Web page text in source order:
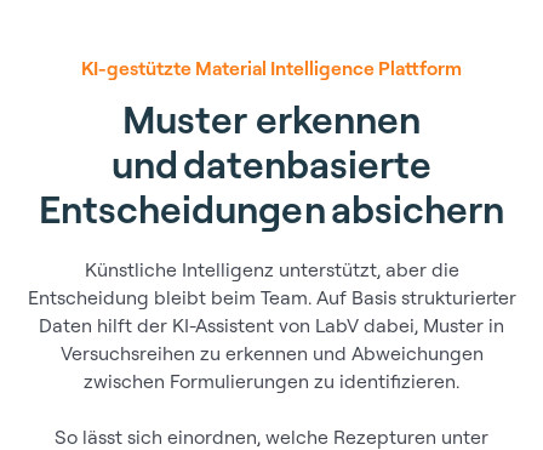
KI-gestützte Material Intelligence Plattform
Muster erkennen
und datenbasierte
Entscheidungen absichern
Künstliche Intelligenz unterstützt, aber die
Entscheidung bleibt beim Team. Auf Basis strukturierter
Daten hilft der KI-Assistent von LabV dabei, Muster in
Versuchsreihen zu erkennen und Abweichungen
zwischen Formulierungen zu identifizieren.
So lässt sich einordnen, welche Rezepturen unter